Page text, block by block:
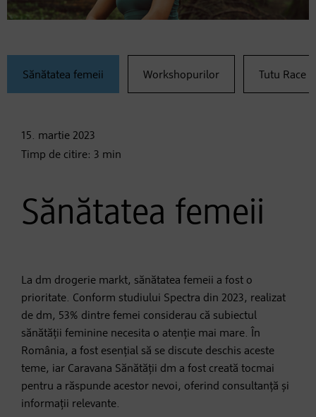
Sănătatea femeii Workshopurilor Tutu Race
15. martie 2023
Timp de citire: 3 min
Sănătatea femeii
La dm drogerie markt, sănătatea femeii a fost o
prioritate. Conform studiului Spectra din 2023, realizat
de dm, 53% dintre femei considerau că subiectul
sănătății feminine necesita o atenție mai mare. În
România, a fost esențial să se discute deschis aceste
teme, iar Caravana Sănătății dm a fost creată tocmai
pentru a răspunde acestor nevoi, oferind consultanță și
informații relevante.